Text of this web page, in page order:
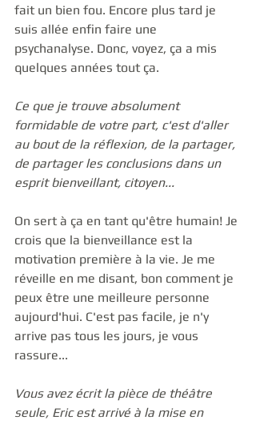
fait un bien fou. Encore plus tard je
suis allée enfin faire une
psychanalyse. Donc, voyez, ça a mis
quelques années tout ça.
Ce que je trouve absolument
formidable de votre part, c'est d'aller
au bout de la réflexion, de la partager,
de partager les conclusions dans un
esprit bienveillant, citoyen...
On sert à ça en tant qu'être humain! Je
crois que la bienveillance est la
motivation première à la vie. Je me
réveille en me disant, bon comment je
peux être une meilleure personne
aujourd'hui. C'est pas facile, je n'y
arrive pas tous les jours, je vous
rassure...
Vous avez écrit la pièce de théâtre
seule, Eric est arrivé à la mise en